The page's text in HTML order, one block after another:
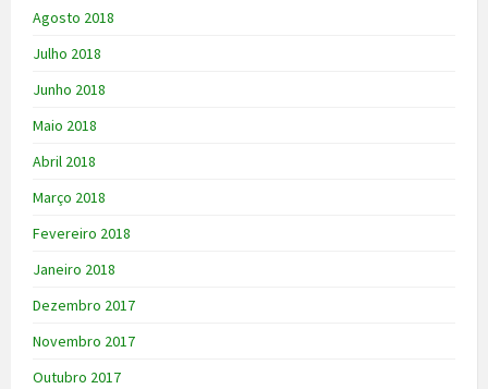
Agosto 2018
Julho 2018
Junho 2018
Maio 2018
Abril 2018
Março 2018
Fevereiro 2018
Janeiro 2018
Dezembro 2017
Novembro 2017
Outubro 2017